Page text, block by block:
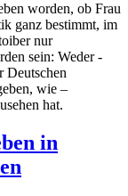
worden, ob Frau
ganz bestimmt, im
nur
sein: Weder -
Deutschen
wie –
hat.
in